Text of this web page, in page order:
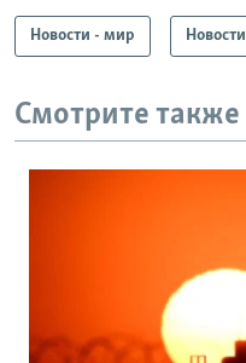
Новости - мир Новости
Смотрите также